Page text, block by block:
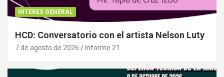
INTERES GENERAL
HCD: Conversatorio con el artista Nelson Luty
7 de agosto de 2026 Informe 21